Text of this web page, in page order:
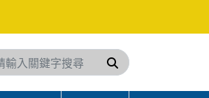
搜尋